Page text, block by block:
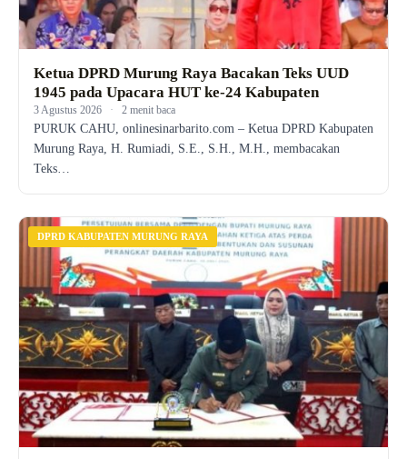
Ketua DPRD Murung Raya Bacakan Teks UUD
1945 pada Upacara HUT ke-24 Kabupaten
3 Agustus 2026 · 2 menit baca
PURUK CAHU, onlinesinarbarito.com – Ketua DPRD Kabupaten
Murung Raya, H. Rumiadi, S.E., S.H., M.H., membacakan
Teks…
DPRD KABUPATEN MURUNG RAYA